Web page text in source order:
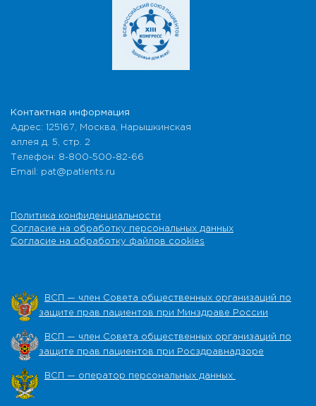
Контактная информация
Адрес: 125167, Москва, Нарышкинская
аллея д. 5, стр. 2
Телефон: 8-800-500-82-66
Email: pat@patients.ru
Политика конфиденциальности
Согласие на обработку персональных данных
Согласие на обработку файлов cookies
ВСП — член Совета общественных организаций по
защите прав пациентов при Минздраве России
ВСП — член Совета общественных организаций по
защите прав пациентов при Росздравнадзоре
ВСП — оператор персональных данных